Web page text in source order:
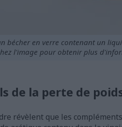
bécher en verre contenant un
l'image pour obtenir plus
de la perte de
révèlent que les